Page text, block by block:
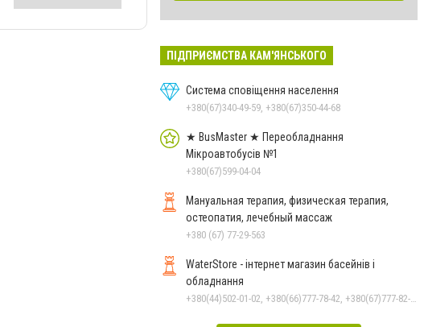
ПІДПРИЄМСТВА КАМ'ЯНСЬКОГО
Система сповіщення населення
+380(67)340-49-59, +380(67)350-44-68
★ BusMaster ★ Переобладнання
Мікроавтобусів №1
+380(67)599-04-04
Мануальная терапия, физическая терапия,
остеопатия, лечебный массаж
+380 (67) 77-29-563
WaterStore - інтернет магазин басейнів і
обладнання